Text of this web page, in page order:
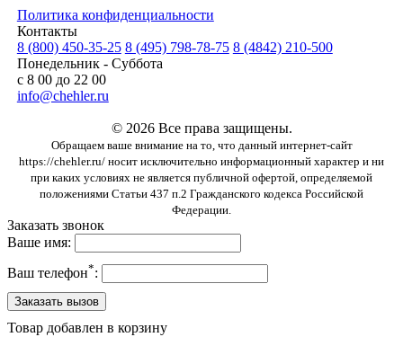
Политика конфиденциальности
Контакты
8 (800) 450-35-25 8 (495) 798-78-75 8 (4842) 210-500
Понедельник - Суббота
с 8 00 до 22 00
info@chehler.ru
© 2026 Все права защищены.
Обращаем ваше внимание на то, что данный интернет-сайт
https://chehler.ru/ носит исключительно информационный характер и ни
при каких условиях не является публичной офертой, определяемой
положениями Статьи 437 п.2 Гражданского кодекса Российской
Федерации.
Заказать звонок
Ваше имя:
Ваш телефон*:
Товар добавлен в корзину